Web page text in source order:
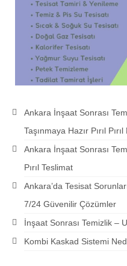
Ankara İnşaat Sonrası
Taşınmaya Hazır Pırıl
Ankara İnşaat Sonrası
Pırıl Teslimat
Ankara’da Tesisat
7/24 Güvenilir Çözümler
İnşaat Sonrası Temizlik –
Kombi Kaskad Sistemi